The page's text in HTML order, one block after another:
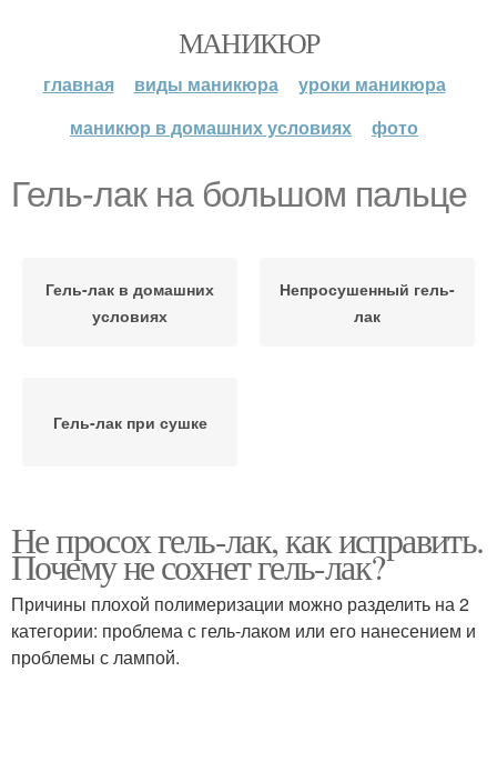
МАНИКЮР
главная виды маникюра
уроки маникюра
маникюр в домашних условиях
фото
Гель-лак на большом пальце
Гель-лак в домашних
условиях
Непросушенный гель-
лак
Гель-лак при сушке
Не просох гель-лак, как исправить.
Почему не сохнет гель-лак?
Причины плохой полимеризации можно разделить на 2
категории: проблема с гель-лаком или его нанесением и
проблемы с лампой.